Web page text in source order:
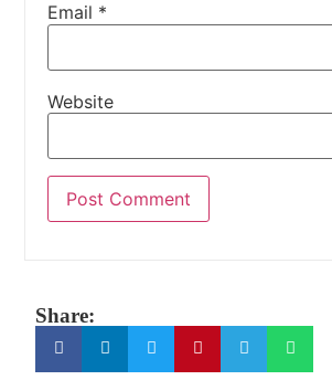
Email *
Website
Share: